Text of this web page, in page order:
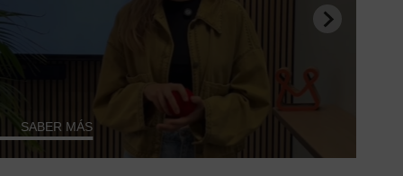
SABER MÁS